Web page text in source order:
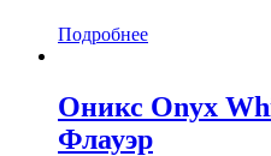
Подробнее
Оникс Onyx
Флауэр